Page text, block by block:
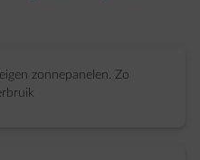
zonnepanelen. Zo